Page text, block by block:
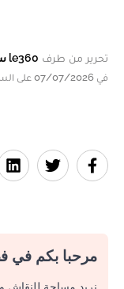
تحرير من طرف le360 سبور
مرحبا بكم في